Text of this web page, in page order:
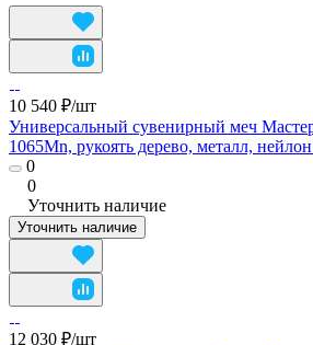
10 540 ₽/шт
Универсальный сувенирный меч
1065Mn, рукоять дерево, металл,
0
0
Уточнить наличие
Уточнить наличие
12 030 ₽/шт